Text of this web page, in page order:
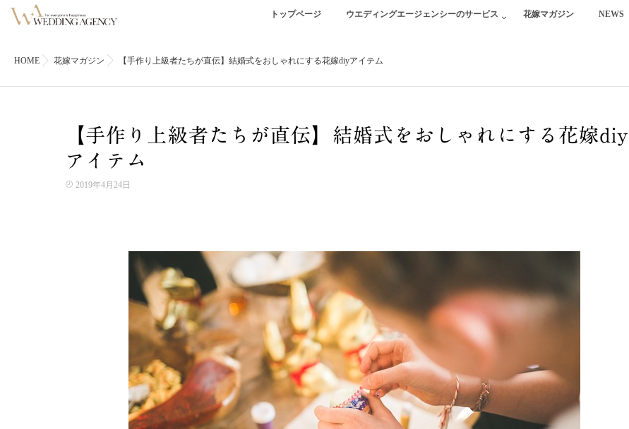
トップページ ウエディングエージェンシーのサービス 花嫁マガジン NEWS
HOME 花嫁マガジン 【手作り上級者たちが直伝】結婚式をおしゃれにする花嫁diyアイテム
【手作り上級者たちが直伝】結婚式をおしゃれにする花嫁diy
アイテム
2019年4月24日